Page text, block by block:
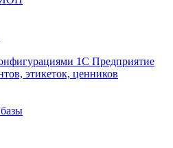
1С Предприятие
этикеток, ценников